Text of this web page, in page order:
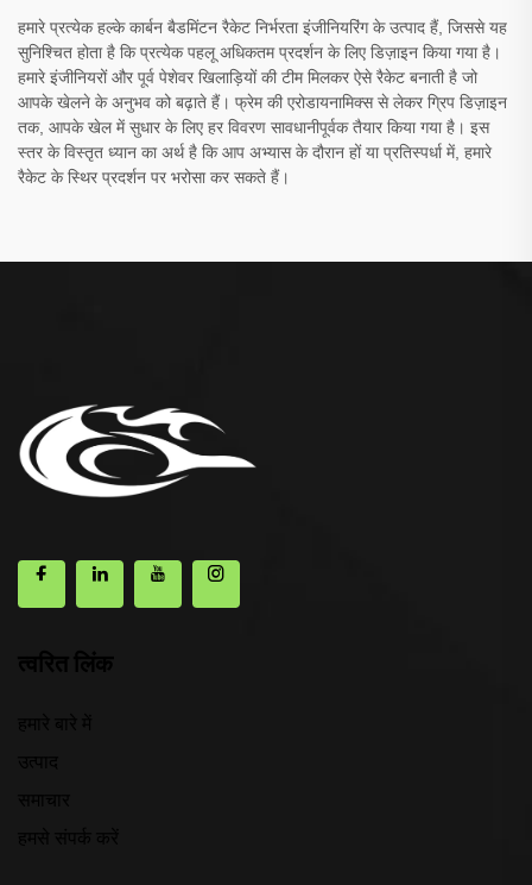
हमारे प्रत्येक हल्के कार्बन बैडमिंटन रैकेट निर्भरता इंजीनियरिंग के उत्पाद हैं, जिससे यह
सुनिश्चित होता है कि प्रत्येक पहलू अधिकतम प्रदर्शन के लिए डिज़ाइन किया गया है।
हमारे इंजीनियरों और पूर्व पेशेवर खिलाड़ियों की टीम मिलकर ऐसे रैकेट बनाती है जो
आपके खेलने के अनुभव को बढ़ाते हैं। फ्रेम की एरोडायनामिक्स से लेकर ग्रिप डिज़ाइन
तक, आपके खेल में सुधार के लिए हर विवरण सावधानीपूर्वक तैयार किया गया है। इस
स्तर के विस्तृत ध्यान का अर्थ है कि आप अभ्यास के दौरान हों या प्रतिस्पर्धा में, हमारे
रैकेट के स्थिर प्रदर्शन पर भरोसा कर सकते हैं।